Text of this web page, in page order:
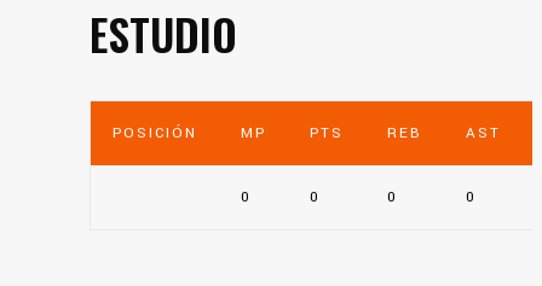
ESTUDIO
POSICIÓN MP PTS REB AST
0 0 0 0